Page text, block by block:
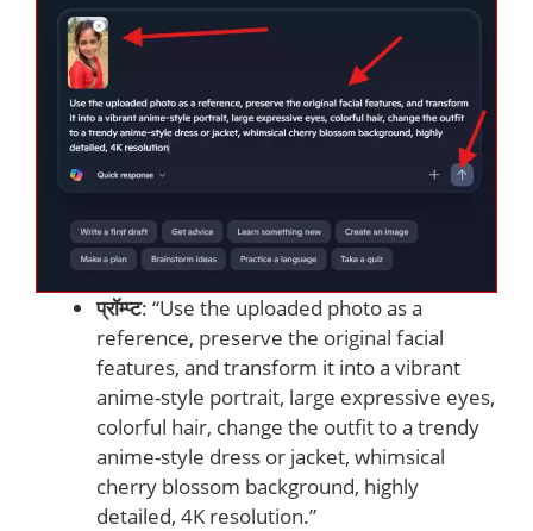
प्रॉम्प्ट: “Use the uploaded photo as a
reference, preserve the original facial
features, and transform it into a vibrant
anime-style portrait, large expressive eyes,
colorful hair, change the outfit to a trendy
anime-style dress or jacket, whimsical
cherry blossom background, highly
detailed, 4K resolution.”